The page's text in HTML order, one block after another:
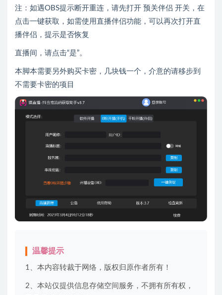
注：如遇OBS提示断开重连，请先打开 预关伴侣 开关，在
点击一键获取，如需使用直播伴侣功能，可以再次打开直
播伴侣，提示是否恢复
直播间，请点击“是”。
本脚本需要另外购买卡密，几块钱一个，介意的请移步到
不需要卡密的项目
温馨提示
1、本内容转裁于网络，版权归原作者所有！
2、本站仅提供信息存储空间服务，不拥有所有权，